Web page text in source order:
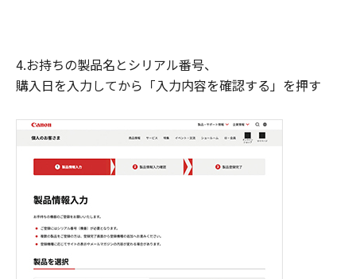
4.お持ちの製品名とシリアル番号、
購入日を入力してから「入力内容を確認する」を押す